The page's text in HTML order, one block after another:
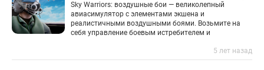
Sky Warriors: воздушные бои — великолепный
авиасимулятор с элементами экшена и
реалистичными воздушными боями. Возьмите на
себя управление боевым истребителем и
5 лет назад